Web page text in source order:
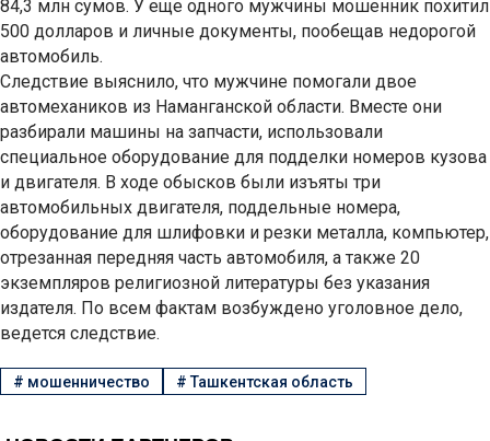
84,3 млн сумов. У еще одного мужчины мошенник похитил
500 долларов и личные документы, пообещав недорогой
автомобиль.
Следствие выяснило, что мужчине помогали двое
автомехаников из Наманганской области. Вместе они
разбирали машины на запчасти, использовали
специальное оборудование для подделки номеров кузова
и двигателя. В ходе обысков были изъяты три
автомобильных двигателя, поддельные номера,
оборудование для шлифовки и резки металла, компьютер,
отрезанная передняя часть автомобиля, а также 20
экземпляров религиозной литературы без указания
издателя. По всем фактам возбуждено уголовное дело,
ведется следствие.
# мошенничество #Ташкентская область